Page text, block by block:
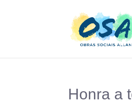
Honra a